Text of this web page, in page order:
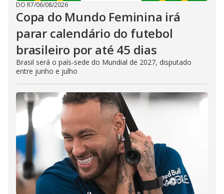
DO R7/06/08/2026
Copa do Mundo Feminina irá
parar calendário do futebol
brasileiro por até 45 dias
Brasil será o país-sede do Mundial de 2027, disputado
entre junho e julho